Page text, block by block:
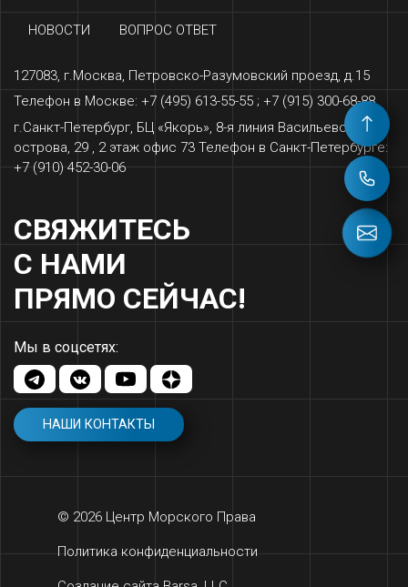
НОВОСТИ ВОПРОС ОТВЕТ
127083, г.Москва, Петровско-Разумовский проезд, д.15
Телефон в Москве: +7 (495) 613-55-55 ; +7 (915) 300-68-88
г.Санкт-Петербург, БЦ «‎Якорь», 8-я линия Васильевского
острова, 29 , 2 этаж офис 73 Телефон в Санкт-Петербурге:
+7 (910) 452-30-06
СВЯЖИТЕСЬ
С НАМИ
ПРЯМО СЕЙЧАС!
Мы в соцсетях:
НАШИ КОНТАКТЫ
© 2026 Центр Морского Права
Политика конфиденциальности